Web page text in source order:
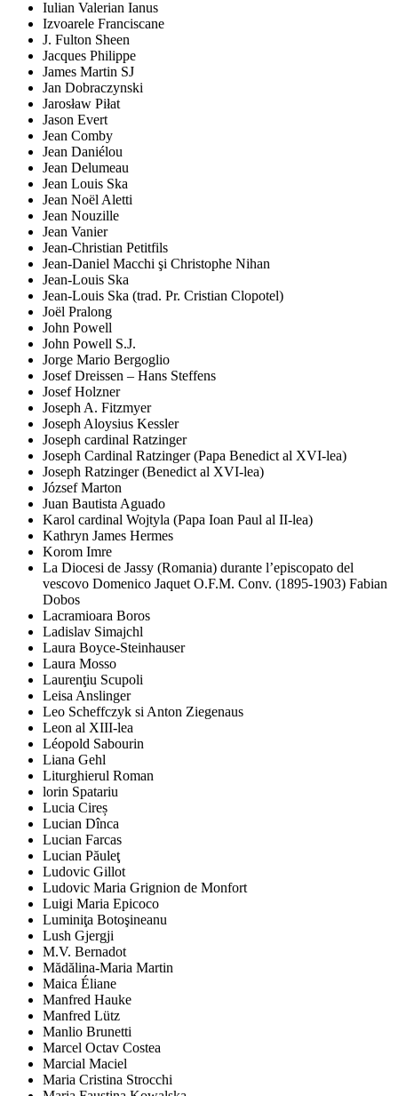
Iulian Valerian Ianus
Izvoarele Franciscane
J. Fulton Sheen
Jacques Philippe
James Martin SJ
Jan Dobraczynski
Jarosław Piłat
Jason Evert
Jean Comby
Jean Daniélou
Jean Delumeau
Jean Louis Ska
Jean Noël Aletti
Jean Nouzille
Jean Vanier
Jean-Christian Petitfils
Jean-Daniel Macchi şi Christophe Nihan
Jean-Louis Ska
Jean-Louis Ska (trad. Pr. Cristian Clopotel)
Joël Pralong
John Powell
John Powell S.J.
Jorge Mario Bergoglio
Josef Dreissen – Hans Steffens
Josef Holzner
Joseph A. Fitzmyer
Joseph Aloysius Kessler
Joseph cardinal Ratzinger
Joseph Cardinal Ratzinger (Papa Benedict al XVI-lea)
Joseph Ratzinger (Benedict al XVI-lea)
József Marton
Juan Bautista Aguado
Karol cardinal Wojtyla (Papa Ioan Paul al II-lea)
Kathryn James Hermes
Korom Imre
La Diocesi de Jassy (Romania) durante l’episcopato del
vescovo Domenico Jaquet O.F.M. Conv. (1895-1903) Fabian
Dobos
Lacramioara Boros
Ladislav Simajchl
Laura Boyce-Steinhauser
Laura Mosso
Laurenţiu Scupoli
Leisa Anslinger
Leo Scheffczyk si Anton Ziegenaus
Leon al XIII-lea
Léopold Sabourin
Liana Gehl
Liturghierul Roman
lorin Spatariu
Lucia Cireș
Lucian Dînca
Lucian Farcas
Lucian Păuleţ
Ludovic Gillot
Ludovic Maria Grignion de Monfort
Luigi Maria Epicoco
Luminiţa Botoşineanu
Lush Gjergji
M.V. Bernadot
Mădălina-Maria Martin
Maica Éliane
Manfred Hauke
Manfred Lütz
Manlio Brunetti
Marcel Octav Costea
Marcial Maciel
Maria Cristina Strocchi